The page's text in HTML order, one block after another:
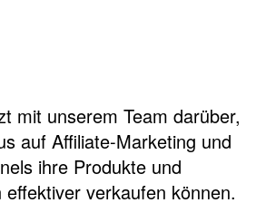
mit unserem Team darüber,
auf Affiliate-Marketing und
ihre Produkte und
effektiver verkaufen können.